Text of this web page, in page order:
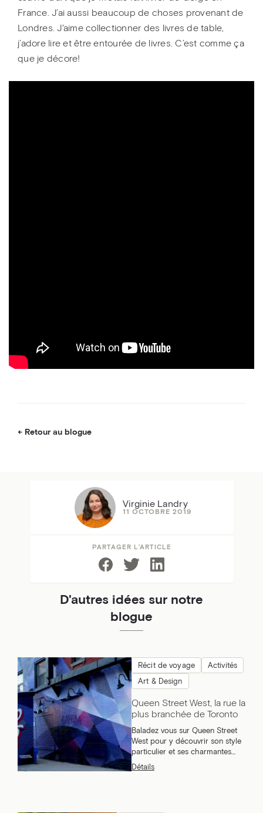
France. J’ai aussi beaucoup de choses provenant de
Londres. J'aime collectionner des livres de table,
j’adore lire et être entourée de livres. C’est comme ça
que je décore!
Retour au blogue
Virginie Landry
11 OCTOBRE 2019
PARTAGER L’ARTICLE
D'autres idées sur notre
blogue
Récit de voyage Activités
Art & Design
Queen Street West, la rue la
plus branchée de Toronto
Baladez vous sur Queen Street
West pour y découvrir son style
particulier et ses charmantes
petites boutiques!
Détails